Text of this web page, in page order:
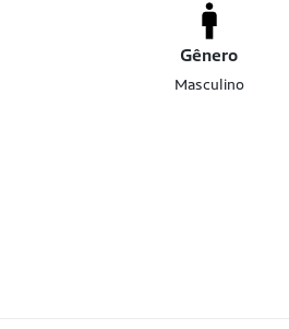
Gênero
Masculino